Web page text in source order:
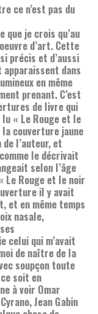
ce n’est pas du
que je crois qu’au
d’art. Cette
précis et d’aussi
apparaissent dans
en même
prenant. C’est
de livre qui
lu « Le Rouge et le
couverture jaune
l’auteur, et
le décrivait
selon l’âge
Le Rouge et le noir
il y avait
et en même temps
nasale,
celui qui m’avait
de naître de la
soupçon toute
soit en
à voir Omar
Jean Gabin